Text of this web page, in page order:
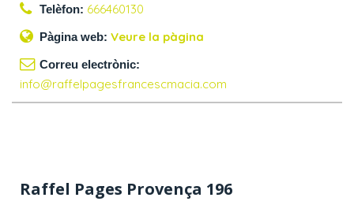
Telèfon: 666460130
Pàgina web: Veure la pàgina
Correu electrònic:
info@raffelpagesfrancescmacia.com
Raffel Pages Provença 196